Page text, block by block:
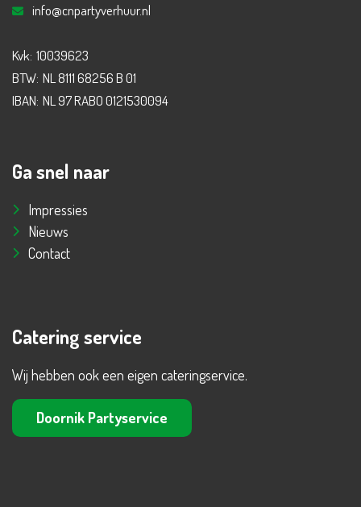
info@cnpartyverhuur.nl
Kvk: 10039623
BTW: NL 8111 68256 B 01
IBAN: NL 97 RABO 0121530094
Ga snel naar
Impressies
Nieuws
Contact
Catering service
Wij hebben ook een eigen cateringservice.
Doornik Partyservice